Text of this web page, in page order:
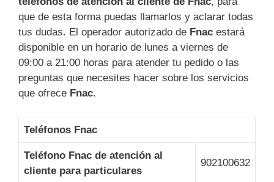
que de esta forma puedas llamarlos y aclarar todas
tus dudas. El operador autorizado de Fnac estará
disponible en un horario de lunes a viernes de
09:00 a 21:00 horas para atender tu pedido o las
preguntas que necesites hacer sobre los servicios
que ofrece Fnac.
Teléfonos Fnac
Teléfono Fnac de atención al
cliente para particulares
902100632